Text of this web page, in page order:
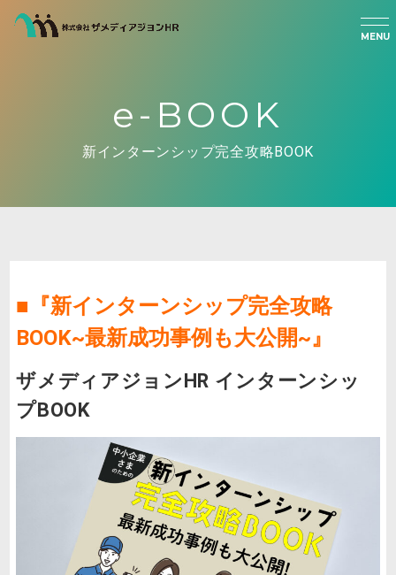
MENU
e-BOOK
新インターンシップ完全攻略BOOK
■『新インターンシップ完全攻略
BOOK~最新成功事例も大公開~』
ザメディアジョンHR インターンシッ
プBOOK